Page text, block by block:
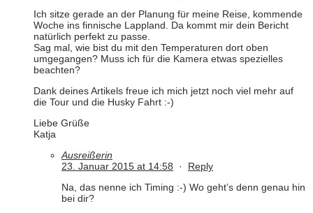
Ich sitze gerade an der Planung für meine Reise, kommende
Woche ins finnische Lappland. Da kommt mir dein Bericht
natürlich perfekt zu passe.
Sag mal, wie bist du mit den Temperaturen dort oben
umgegangen? Muss ich für die Kamera etwas spezielles
beachten?
Dank deines Artikels freue ich mich jetzt noch viel mehr auf
die Tour und die Husky Fahrt :-)
Liebe Grüße
Katja
Ausreißerin
23. Januar 2015 at 14:58 · Reply
Na, das nenne ich Timing :-) Wo geht’s denn genau hin
bei dir?